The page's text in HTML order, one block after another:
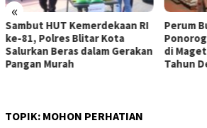
«
RI
Gerakan
Perum Bulog Kancab
Ponorogo Pastikan Stok Beras
di Magetan Aman Hingga
Tahun Depan
TOPIK: MOHON PERHATIAN